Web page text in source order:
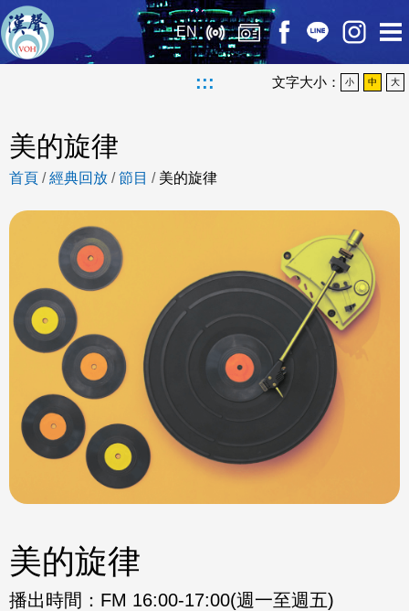
EN
::: 文字大小： 小 中 大
美的旋律
首頁 /經典回放 /節目 / 美的旋律
美的旋律
播出時間： FM 16:00-17:00(週一至週五)